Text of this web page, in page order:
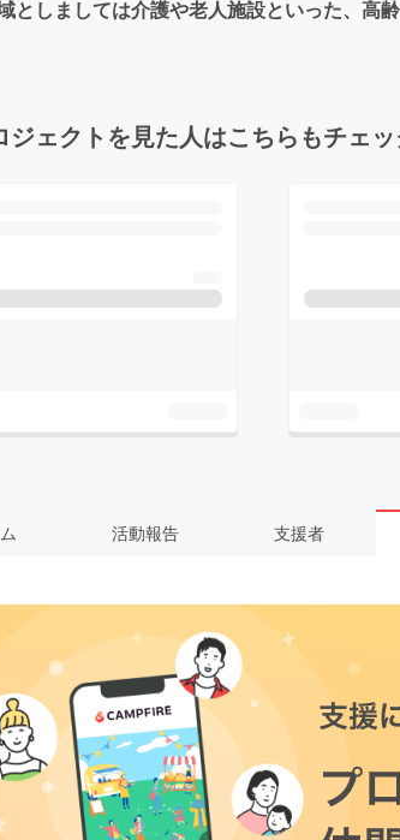
としましては介護や老人施設といった、高
ジェクトを見た人はこちらもチェ
活動報告 支援者